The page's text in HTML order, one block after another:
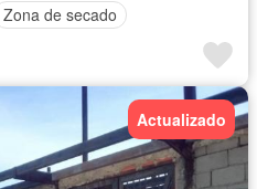
Zona de secado
Actualizado